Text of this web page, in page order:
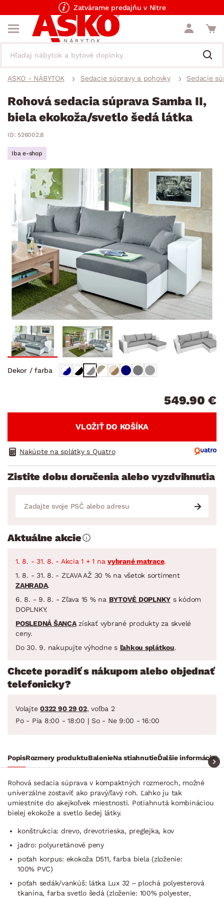
Zatvárame predajňu v Nitre
ASKO - NÁBYTOK Sedacie súpravy a pohovky Sedacie
Rohová sedacia súprava Samba II,
biela ekokoža/svetlo šedá látka
ID: 526002.8
Iba e-shop
Dekor / farba
549.90 €
VLOŽIŤ DO KOŠÍKA
Nakúpte na splátky s Quatro
Zistite dobu doručenia alebo vyzdvihnutia
Aktuálne akcie
1. 8. - 31. 8. - Akcia 1 + 1 na vybrané matrace.
1. 8. - 31. 8. - ZĽAVA AŽ 30 % na všetok sortiment
ZAHRADA.
6. 8. - 9. 8. - Zľava 15 % na BYTOVÉ DOPLNKY s kódom
DOPLNKY.
POSLEDNÁ ŠANCAzískať vybrané produkty za skvelé
ceny.
Do 30. 9. nakupujte výhodne s ľahkou splátkou.
Chcete poradiť s nákupom alebo objednať
telefonicky?
Volajte 0322 90 29 02, voľba 2
Po - Pia 8:00 - 18:00 | So - Ne 9:00 - 16:00
PopisRozmery produktuBalenieNa stiahnutieĎalšie informácie
Rohová sedacia súprava v kompaktných rozmeroch, možné
univerzálne zostaviť ako pravý/ľavý roh. Ľahko ju tak
umiestnite do akejkoľvek miestnosti. Potiahnutá kombináciou
bielej ekokože a svetlo šedej látky.
konštrukcia: drevo, drevotrieska, preglejka, kov
jadro: polyuretánové peny
poťah korpus: ekokoža D511, farba biela (zloženie:
100% PVC)
poťah sedák/vankúš: látka Lux 32 – plochá polyesterová
tkanina, farba svetlo šedá (zloženie: 100% polyester,